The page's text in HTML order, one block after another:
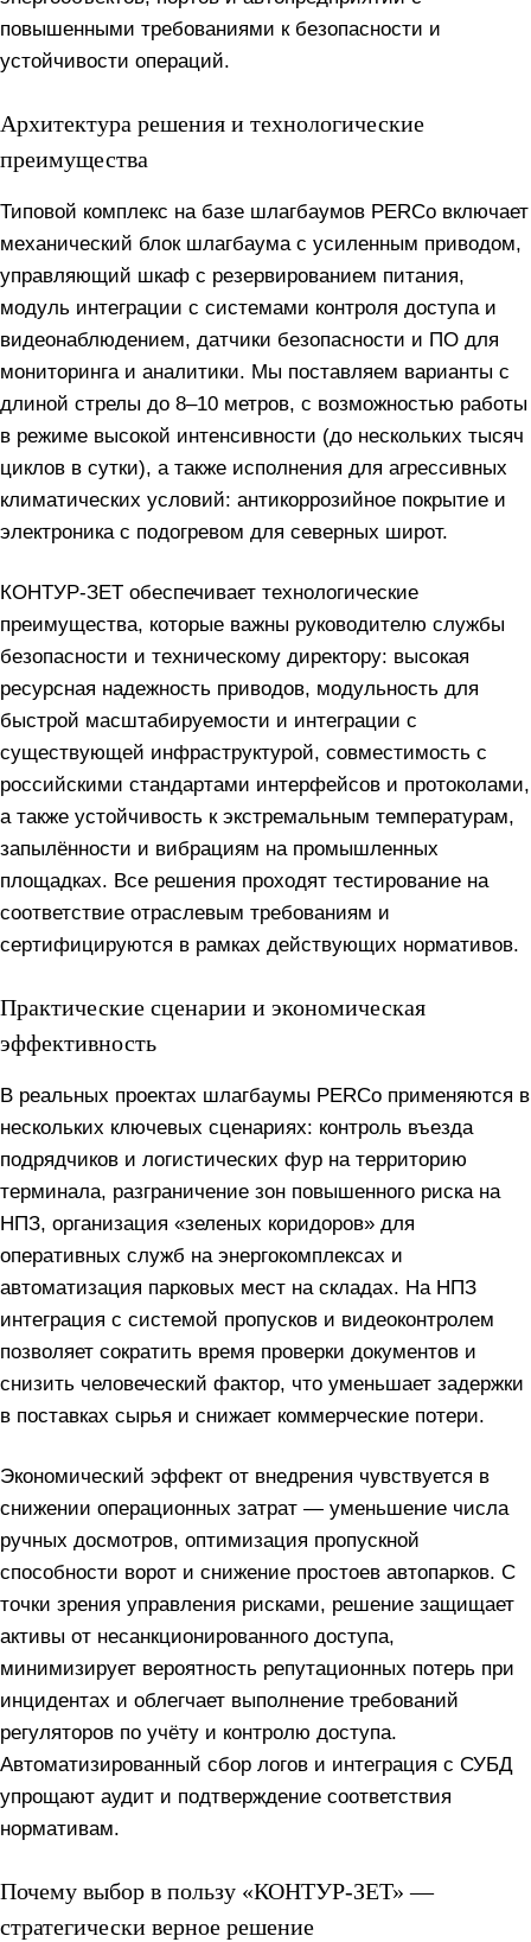
повышенными требованиями к безопасности и
устойчивости операций.
Архитектура решения и технологические
преимущества
Типовой комплекс на базе шлагбаумов PERCo включает
механический блок шлагбаума с усиленным приводом,
управляющий шкаф с резервированием питания,
модуль интеграции с системами контроля доступа и
видеонаблюдением, датчики безопасности и ПО для
мониторинга и аналитики. Мы поставляем варианты с
длиной стрелы до 8–10 метров, с возможностью работы
в режиме высокой интенсивности (до нескольких тысяч
циклов в сутки), а также исполнения для агрессивных
климатических условий: антикоррозийное покрытие и
электроника с подогревом для северных широт.
КОНТУР-ЗЕТ обеспечивает технологические
преимущества, которые важны руководителю службы
безопасности и техническому директору: высокая
ресурсная надежность приводов, модульность для
быстрой масштабируемости и интеграции с
существующей инфраструктурой, совместимость с
российскими стандартами интерфейсов и протоколами,
а также устойчивость к экстремальным температурам,
запылённости и вибрациям на промышленных
площадках. Все решения проходят тестирование на
соответствие отраслевым требованиям и
сертифицируются в рамках действующих нормативов.
Практические сценарии и экономическая
эффективность
В реальных проектах шлагбаумы PERCo применяются в
нескольких ключевых сценариях: контроль въезда
подрядчиков и логистических фур на территорию
терминала, разграничение зон повышенного риска на
НПЗ, организация «зеленых коридоров» для
оперативных служб на энергокомплексах и
автоматизация парковых мест на складах. На НПЗ
интеграция с системой пропусков и видеоконтролем
позволяет сократить время проверки документов и
снизить человеческий фактор, что уменьшает задержки
в поставках сырья и снижает коммерческие потери.
Экономический эффект от внедрения чувствуется в
снижении операционных затрат — уменьшение числа
ручных досмотров, оптимизация пропускной
способности ворот и снижение простоев автопарков. С
точки зрения управления рисками, решение защищает
активы от несанкционированного доступа,
минимизирует вероятность репутационных потерь при
инцидентах и облегчает выполнение требований
регуляторов по учёту и контролю доступа.
Автоматизированный сбор логов и интеграция с СУБД
упрощают аудит и подтверждение соответствия
нормативам.
Почему выбор в пользу «КОНТУР-ЗЕТ» —
стратегически верное решение